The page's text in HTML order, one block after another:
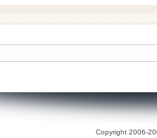
Copyright 2006-